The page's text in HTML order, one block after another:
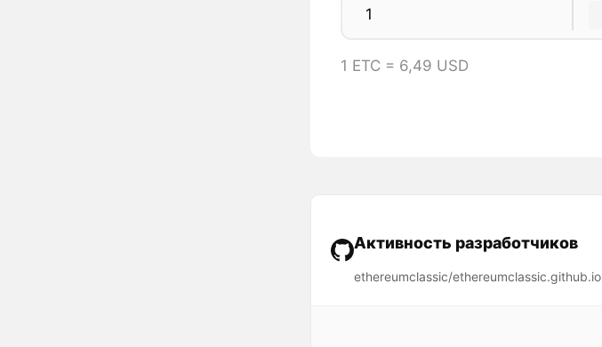
1 ETC = 6,49 USD
Активность разработчиков
ethereumclassic/ethereumclassic.github.io